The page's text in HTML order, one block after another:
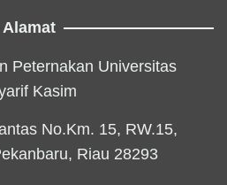
Alamat
Peternakan Universitas
Kasim
No.Km. 15, RW.15,
Riau 28293